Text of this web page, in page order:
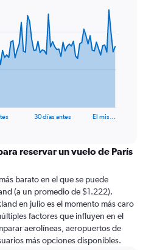
30 días antes El mis…
reservar un vuelo de París
barato en el que se puede
(a un promedio de $1.222).
en julio es el momento más caro
factores que influyen en el
aerolíneas, aeropuertos de
más opciones disponibles.